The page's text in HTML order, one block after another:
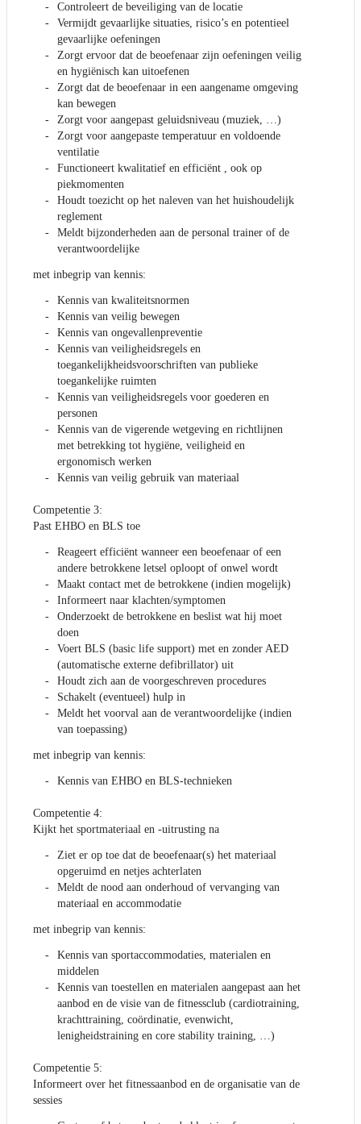
Controleert de beveiliging van de locatie
Vermijdt gevaarlijke situaties, risico’s en potentieel
gevaarlijke oefeningen
Zorgt ervoor dat de beoefenaar zijn oefeningen veilig
en hygiënisch kan uitoefenen
Zorgt dat de beoefenaar in een aangename omgeving
kan bewegen
Zorgt voor aangepast geluidsniveau (muziek, …)
Zorgt voor aangepaste temperatuur en voldoende
ventilatie
Functioneert kwalitatief en efficiënt , ook op
piekmomenten
Houdt toezicht op het naleven van het huishoudelijk
reglement
Meldt bijzonderheden aan de personal trainer of de
verantwoordelijke
met inbegrip van kennis:
Kennis van kwaliteitsnormen
Kennis van veilig bewegen
Kennis van ongevallenpreventie
Kennis van veiligheidsregels en
toegankelijkheidsvoorschriften van publieke
toegankelijke ruimten
Kennis van veiligheidsregels voor goederen en
personen
Kennis van de vigerende wetgeving en richtlijnen
met betrekking tot hygiëne, veiligheid en
ergonomisch werken
Kennis van veilig gebruik van materiaal
Competentie 3:
Past EHBO en BLS toe
Reageert efficiënt wanneer een beoefenaar of een
andere betrokkene letsel oploopt of onwel wordt
Maakt contact met de betrokkene (indien mogelijk)
Informeert naar klachten/symptomen
Onderzoekt de betrokkene en beslist wat hij moet
doen
Voert BLS (basic life support) met en zonder AED
(automatische externe defibrillator) uit
Houdt zich aan de voorgeschreven procedures
Schakelt (eventueel) hulp in
Meldt het voorval aan de verantwoordelijke (indien
van toepassing)
met inbegrip van kennis:
Kennis van EHBO en BLS-technieken
Competentie 4:
Kijkt het sportmateriaal en -uitrusting na
Ziet er op toe dat de beoefenaar(s) het materiaal
opgeruimd en netjes achterlaten
Meldt de nood aan onderhoud of vervanging van
materiaal en accommodatie
met inbegrip van kennis:
Kennis van sportaccommodaties, materialen en
middelen
Kennis van toestellen en materialen aangepast aan het
aanbod en de visie van de fitnessclub (cardiotraining,
krachttraining, coördinatie, evenwicht,
lenigheidstraining en core stability training, …)
Competentie 5:
Informeert over het fitnessaanbod en de organisatie van de
sessies